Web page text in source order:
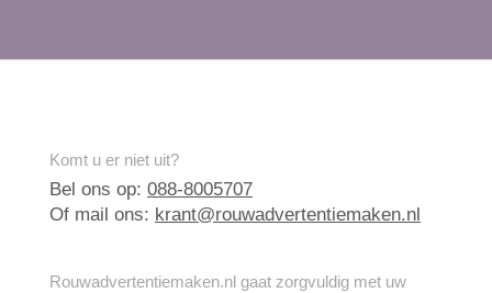
Komt u er niet uit?
Bel ons op: 088-8005707
Of mail ons: krant@rouwadvertentiemaken.nl
Rouwadvertentiemaken.nl gaat zorgvuldig met uw